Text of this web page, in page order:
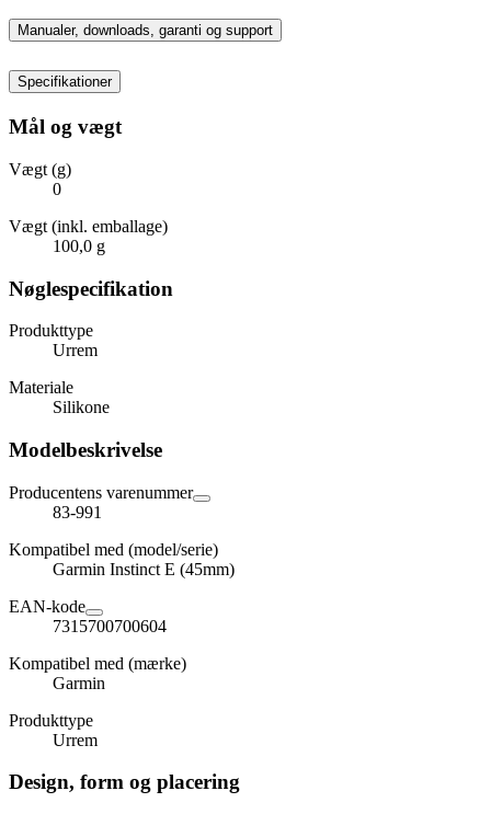
Manualer, downloads, garanti og support
Specifikationer
Mål og vægt
Vægt (g)
0
Vægt (inkl. emballage)
100,0 g
Nøglespecifikation
Produkttype
Urrem
Materiale
Silikone
Modelbeskrivelse
Producentens varenummer
83-991
Kompatibel med (model/serie)
Garmin Instinct E (45mm)
EAN-kode
7315700700604
Kompatibel med (mærke)
Garmin
Produkttype
Urrem
Design, form og placering